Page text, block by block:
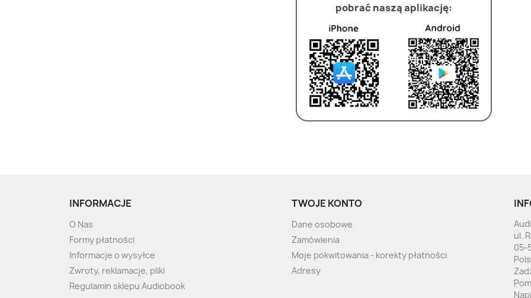
pobrać naszą aplikację:
INFORMACJE
O Nas
Formy płatności
Informacje o wysyłce
Zwroty, reklamacje, pliki
Regulamin sklepu Audiobook
TWOJE KONTO
Dane osobowe
Zamówienia
Moje pokwitowania - korekty płatności
Adresy
ul.
05-